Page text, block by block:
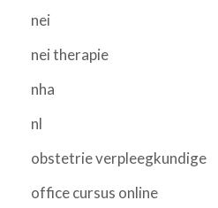
nei
nei therapie
nha
nl
obstetrie verpleegkundige
office cursus online